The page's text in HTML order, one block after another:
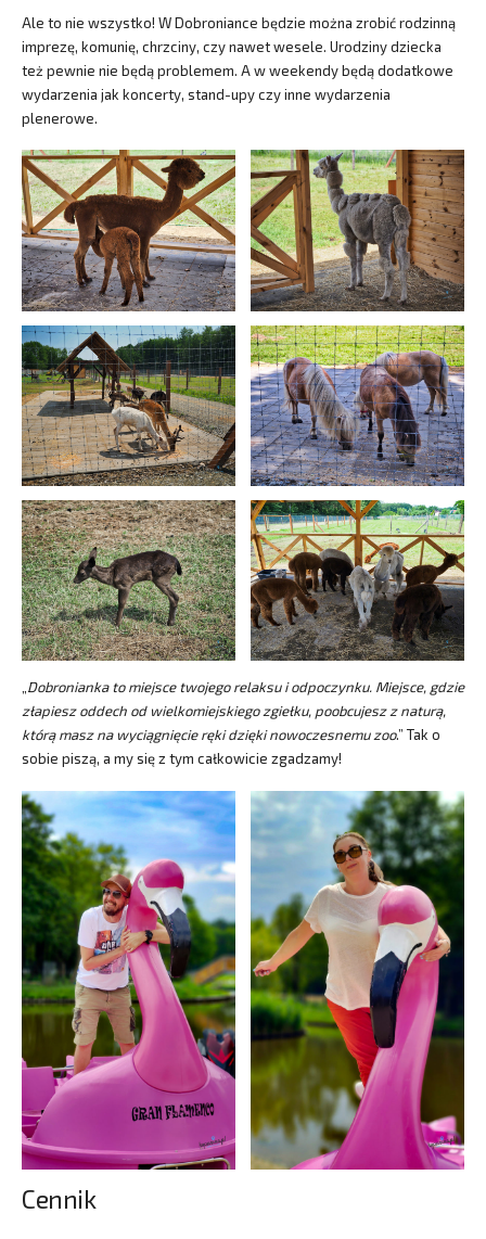
Ale to nie wszystko! W Dobroniance będzie można zrobić rodzinną
imprezę, komunię, chrzciny, czy nawet wesele. Urodziny dziecka
też pewnie nie będą problemem. A w weekendy będą dodatkowe
wydarzenia jak koncerty, stand-upy czy inne wydarzenia
plenerowe.
Dobronianka to miejsce twojego relaksu i odpoczynku. Miejsce, gdzie
złapiesz oddech od wielkomiejskiego zgiełku, poobcujesz z naturą,
którą masz na wyciągnięcie ręki dzięki nowoczesnemu zoo.” Tak o
sobie piszą, a my się z tym całkowicie zgadzamy!
Cennik